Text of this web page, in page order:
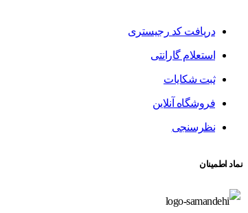
دریافت کد رجیستری
استعلام گارانتی
ثبت شکایات
فروشگاه آنلاین
نظرسنجی
نماد اطمینان